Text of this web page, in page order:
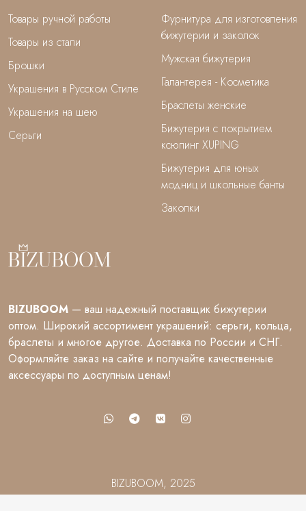
Товары ручной работы
Товары из стали
Брошки
Украшения в Русском Стиле
Украшения на шею
Серьги
Фурнитура для изготовления
бижутерии и заколок
Мужская бижутерия
Галантерея - Косметика
Браслеты женские
Бижутерия с покрытием
ксюпинг XUPING
Бижутерия для юных
модниц и школьные банты
Заколки
BIZUBOOM — ваш надежный поставщик бижутерии
оптом. Широкий ассортимент украшений: серьги, кольца,
браслеты и многое другое. Доставка по России и СНГ.
Оформляйте заказ на сайте и получайте качественные
аксессуары по доступным ценам!
BIZUBOOM, 2025